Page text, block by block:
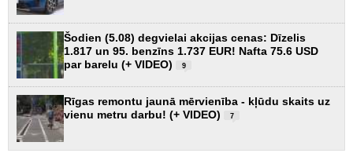
Šodien (5.08) degvielai akcijas cenas: Dīzelis
1.817 un 95. benzīns 1.737 EUR! Nafta 75.6 USD
par barelu (+ VIDEO)
9
Rīgas remontu jaunā mērvienība - kļūdu skaits uz
vienu metru darbu! (+ VIDEO)
7